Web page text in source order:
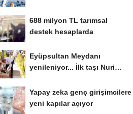
688 milyon TL tarımsal
destek hesaplarda
Eyüpsultan Meydanı
yenileniyor... İlk taşı Nuri
Yapay zeka genç girişimcilere
yeni kapılar açıyor